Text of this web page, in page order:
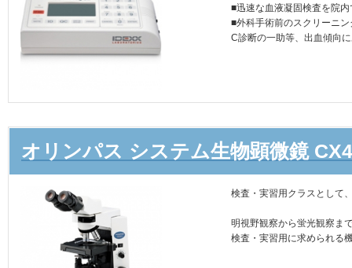
■迅速な血液凝固検査を院内
■外科手術前のスクリーニ
C診断の一助等、出血傾向
オリンパス システム生物顕微鏡
検査・実習用クラスとして
明視野観察から蛍光観察ま
検査・実習用に求められる